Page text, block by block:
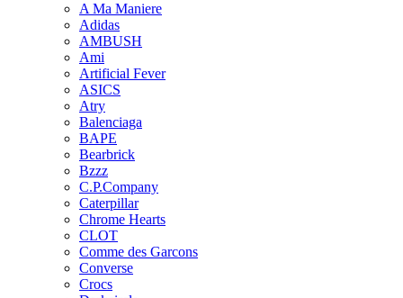
A Ma Maniere
Adidas
AMBUSH
Ami
Artificial Fever
ASICS
Atry
Balenciaga
BAPE
Bearbrick
Bzzz
C.P.Company
Caterpillar
Chrome Hearts
CLOT
Comme des Garcons
Converse
Crocs